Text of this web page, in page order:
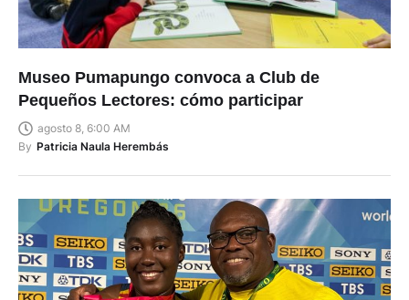
Museo Pumapungo convoca a Club de
Pequeños Lectores: cómo participar
agosto 8, 6:00 AM
By Patricia Naula Herembás